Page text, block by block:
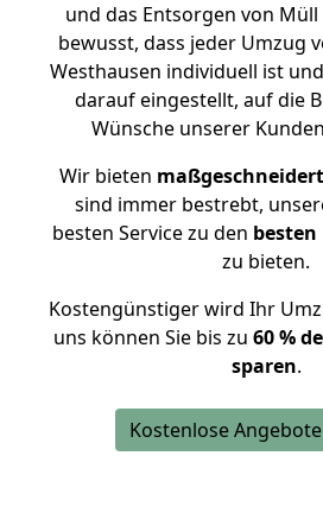
und das Entsorgen von
bewusst, dass jeder Umzug
Westhausen individuell ist
darauf eingestellt, auf die
Wünsche unserer
Wir bieten
sind immer bestrebt,
besten Service zu den besten
zu bieten.
Kostengünstiger wird Ihr
uns können Sie bis zu 60 %
sparen.
Kostenlose